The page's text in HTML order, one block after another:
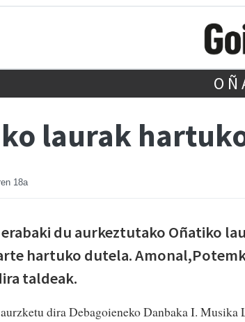
laurak
18a
du aurkeztutako Oñatiko
hartuko dutela.
taldeak.
dira Debagoieneko Danbaka I. Musika